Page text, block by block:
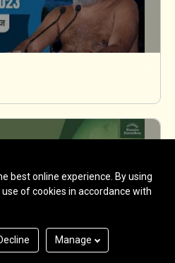
best online experience. By using
of cookies in accordance with
Manage